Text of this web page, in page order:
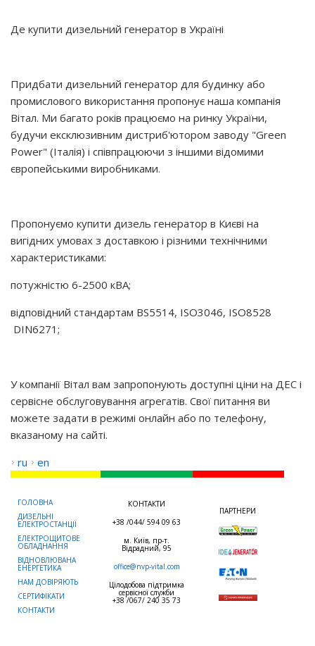
Де купити дизельний генератор в Україні
Придбати дизельний генератор для будинку або
промислового використання пропонує наша компанія
Вітал. Ми багато років працюємо на ринку України,
будучи ексклюзивним дистриб'ютором заводу "Green
Power" (Італія) і співпрацюючи з іншими відомими
європейськими виробниками.
Пропонуємо купити дизель генератор в Києві на
вигідних умовах з доставкою і різними технічними
характеристиками:
потужністю 6-2500 кВА;
відповідний стандартам BS5514, ISO3046, ISO8528
DIN6271;
У компанії Вітал вам запропонують доступні ціни на ДЕС і
сервісне обслуговування агрегатів. Свої питання ви
можете задати в режимі онлайн або по телефону,
вказаному на сайті.
ru
en
ГОЛОВНА
ДИЗЕЛЬНІ
ЕЛЕКТРОСТАНЦІЇ
ЕЛЕКТРОЩИТОВЕ
ОБЛАДНАННЯ
ВІДНОВЛЮВАНА
ЕНЕРГЕТИКА
НАМ ДОВІРЯЮТЬ
СЕРТИФІКАТИ
КОНТАКТИ
КОНТАКТИ
+38 /044/ 594 09 63
м. Київ, пр-т.
Відрадний, 95
office@nvp-vital.com
Цілодобова підтримка
сервісної служби
+38 /067/ 240 35 73
ПАРТНЕРИ